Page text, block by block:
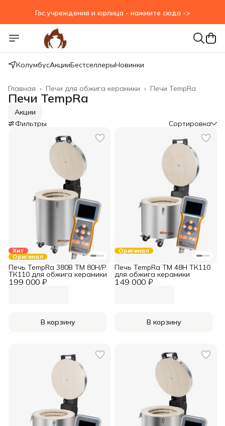
Гос.учреждения и юрлица - нажмите сюда ->
КолумбусАкцииБестселлерыНовинки
Печи TempRa
Печи для обжига керамики ›
Главная ›
Печи TempRa
Акции
Фильтры
Сортировка
Хит
Оригинал
199 000 ₽
Печь TempRa 380В TM 80H/Р
ТК110 для обжига керамики
В корзину
Оригинал
149 000 ₽
Печь TempRa TM 48H ТК110
для обжига керамики
В корзину